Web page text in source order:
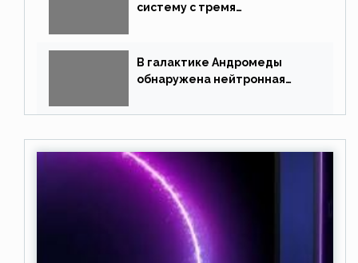
систему с тремя
В галактике Андромеды
обнаружена нейтронная